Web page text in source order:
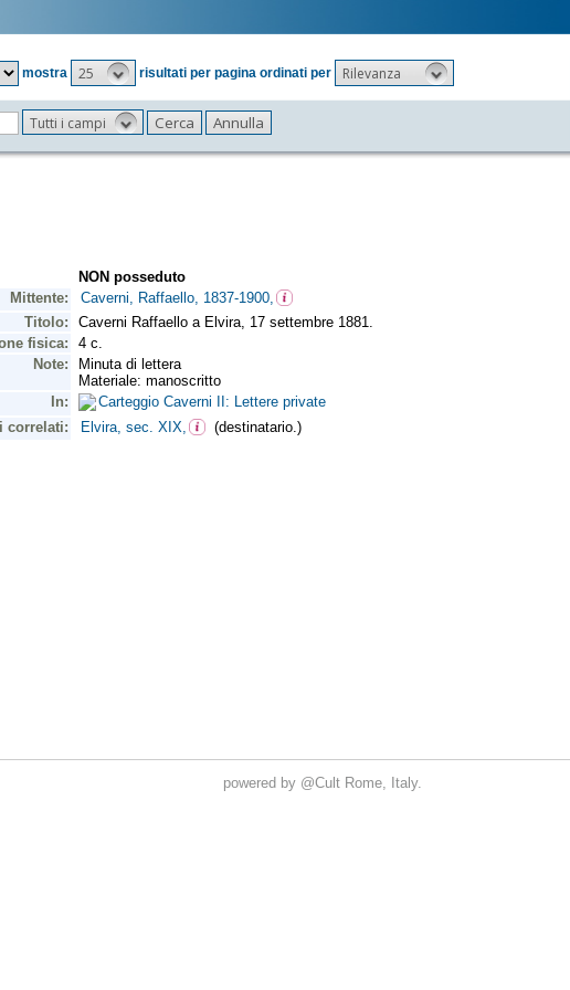
mostra
25 risultati per pagina ordinati per Rilevanza
Tutti i campi
powered by @Cult Rome, Italy.